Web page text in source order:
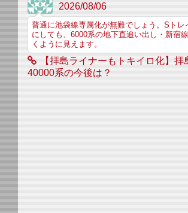
2026/08/06
普通に池袋線専属化が無難でしょう。Sトレ
にしても、6000系の地下直追い出し・新宿
くように見えます。
【拝島ライナーもトキイロ化】拝
40000系の今後は？